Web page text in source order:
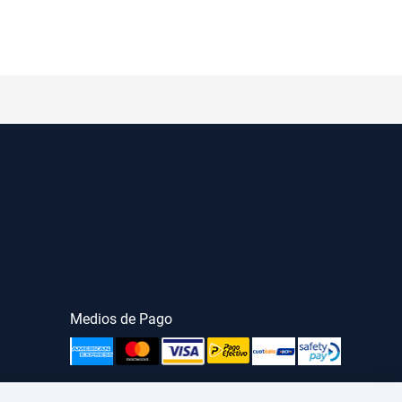
Medios de Pago